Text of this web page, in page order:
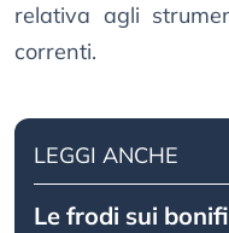
relativa agli
correnti.
LEGGI ANCHE
Le frodi sui